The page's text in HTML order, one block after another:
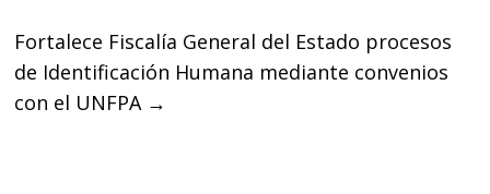
Fortalece Fiscalía General del Estado procesos
de Identificación Humana mediante convenios
con el UNFPA →